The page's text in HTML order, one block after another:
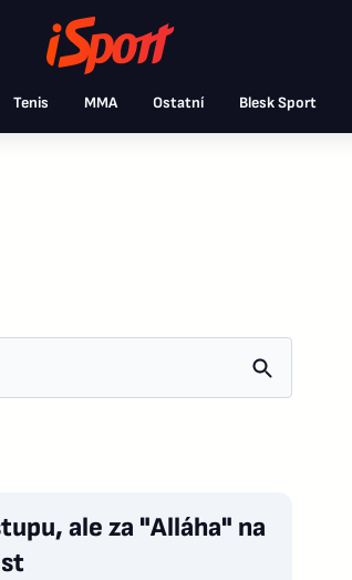
Tenis MMA Ostatní Blesk Sport
ale za "Alláha" na